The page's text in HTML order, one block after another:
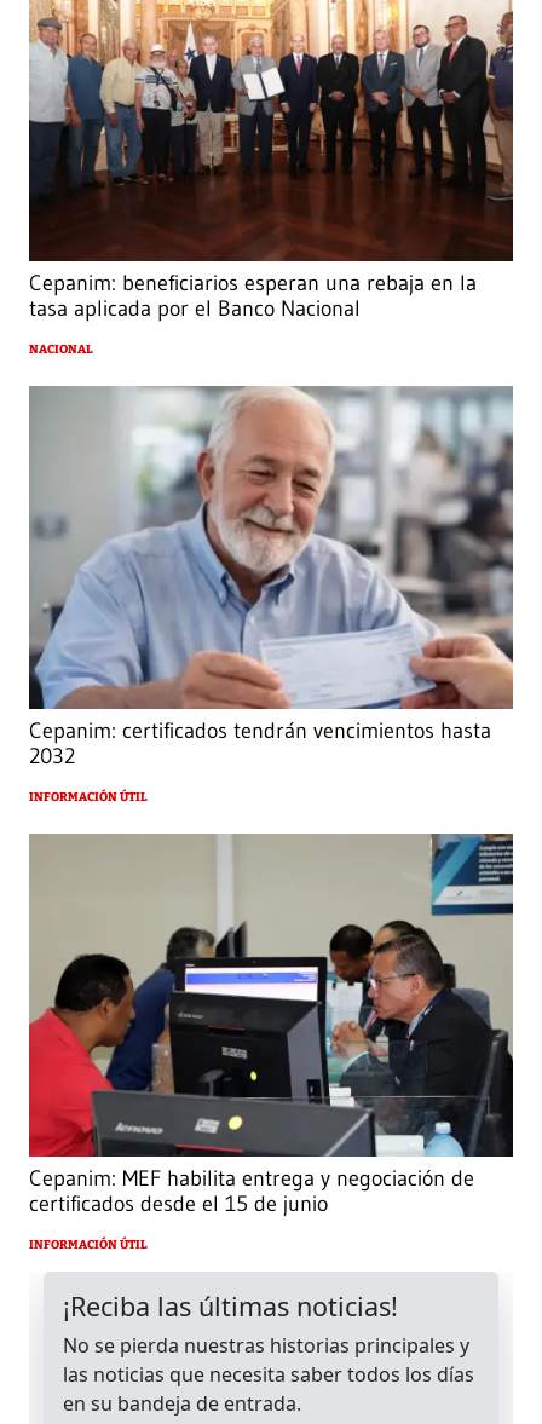
Cepanim: beneficiarios esperan una rebaja en la
tasa aplicada por el Banco Nacional
NACIONAL
Cepanim: certificados tendrán vencimientos hasta
2032
INFORMACIÓN ÚTIL
Cepanim: MEF habilita entrega y negociación de
certificados desde el 15 de junio
INFORMACIÓN ÚTIL